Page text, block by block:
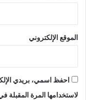
الموقع الإلكتروني
احفظ اسمي، بريدي
لاستخدامها المرة المقبلة